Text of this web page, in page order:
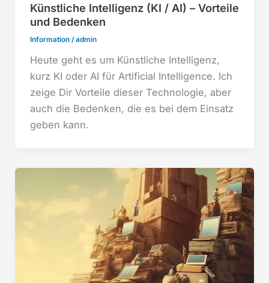
Künstliche Intelligenz (KI / AI) – Vorteile
und Bedenken
Information/admin
Heute geht es um Künstliche Intelligenz,
kurz KI oder AI für Artificial Intelligence. Ich
zeige Dir Vorteile dieser Technologie, aber
auch die Bedenken, die es bei dem Einsatz
geben kann.